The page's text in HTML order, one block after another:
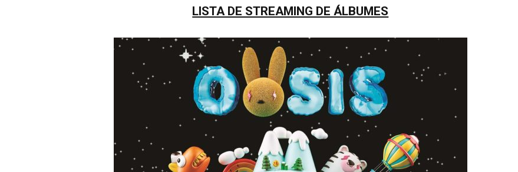
LISTA DE STREAMING DE ÁLBUMES